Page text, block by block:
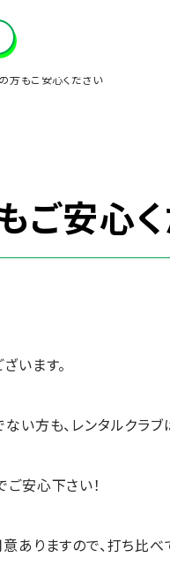
方もご安心ください
ご安心
います。
い方も、レンタルクラブ
安心下さい！
ありますので、打ち比